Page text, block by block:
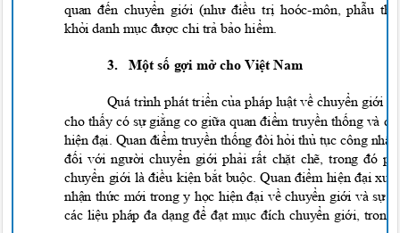
quan đến chuyển giới (như điều trịhoóc-môn , phẫu
khỏi danh mục được chi trảbảo hiểm.
3.Một số gợi mở cho Việt Nam
Quá trình phát triển của pháp luật về chuyển giới
cho thấy có sự giằng co giữa quan điểm truyền thống và
hiện đại. Quan điểm truyền thống đòi hỏi thủ tục công
đối với người chuyển giới phải rất chặt chẽ, trong đó
chuyển giới là điều kiện bắt buộc. Quan điểm hiện đại
nhận thức mới trong y học hiện đại về chuyển giới và sự
các liệu pháp đa dạng để đạt mục đích chuyển giới,